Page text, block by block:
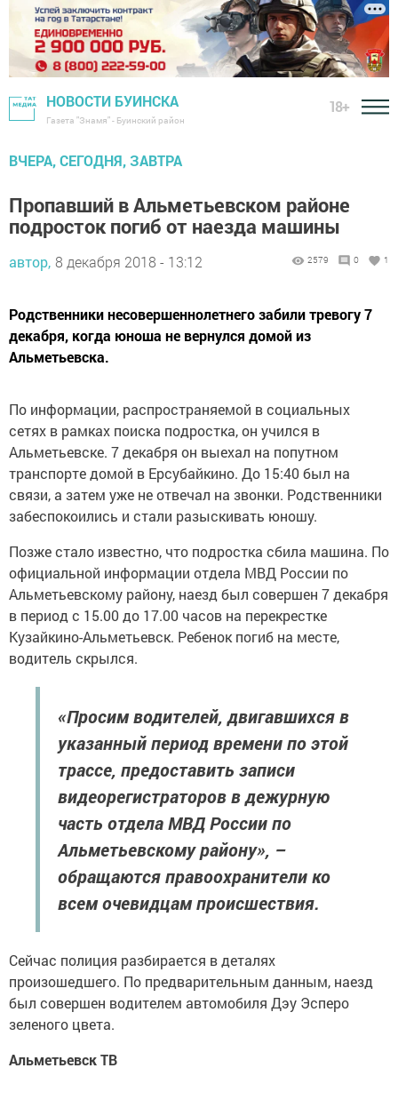
НОВОСТИ БУИНСКА
Газета "Знамя" - Буинский район
18+
ВЧЕРА, СЕГОДНЯ, ЗАВТРА
Пропавший в Альметьевском районе
подросток погиб от наезда машины
автор, 8 декабря 2018 - 13:12 2579 0 1
Родственники несовершеннолетнего забили тревогу 7
декабря, когда юноша не вернулся домой из
Альметьевска.
По информации, распространяемой в социальных
сетях в рамках поиска подростка, он учился в
Альметьевске. 7 декабря он выехал на попутном
транспорте домой в Ерсубайкино. До 15:40 был на
связи, а затем уже не отвечал на звонки. Родственники
забеспокоились и стали разыскивать юношу.
Позже стало известно, что подростка сбила машина. По
официальной информации отдела МВД России по
Альметьевскому району, наезд был совершен 7 декабря
в период с 15.00 до 17.00 часов на перекрестке
Кузайкино-Альметьевск. Ребенок погиб на месте,
водитель скрылся.
«Просим водителей, двигавшихся в
указанный период времени по этой
трассе, предоставить записи
видеорегистраторов в дежурную
часть отдела МВД России по
Альметьевскому району», –
обращаются правоохранители ко
всем очевидцам происшествия.
Сейчас полиция разбирается в деталях
произошедшего. По предварительным данным, наезд
был совершен водителем автомобиля Дэу Эсперо
зеленого цвета.
Альметьевск ТВ